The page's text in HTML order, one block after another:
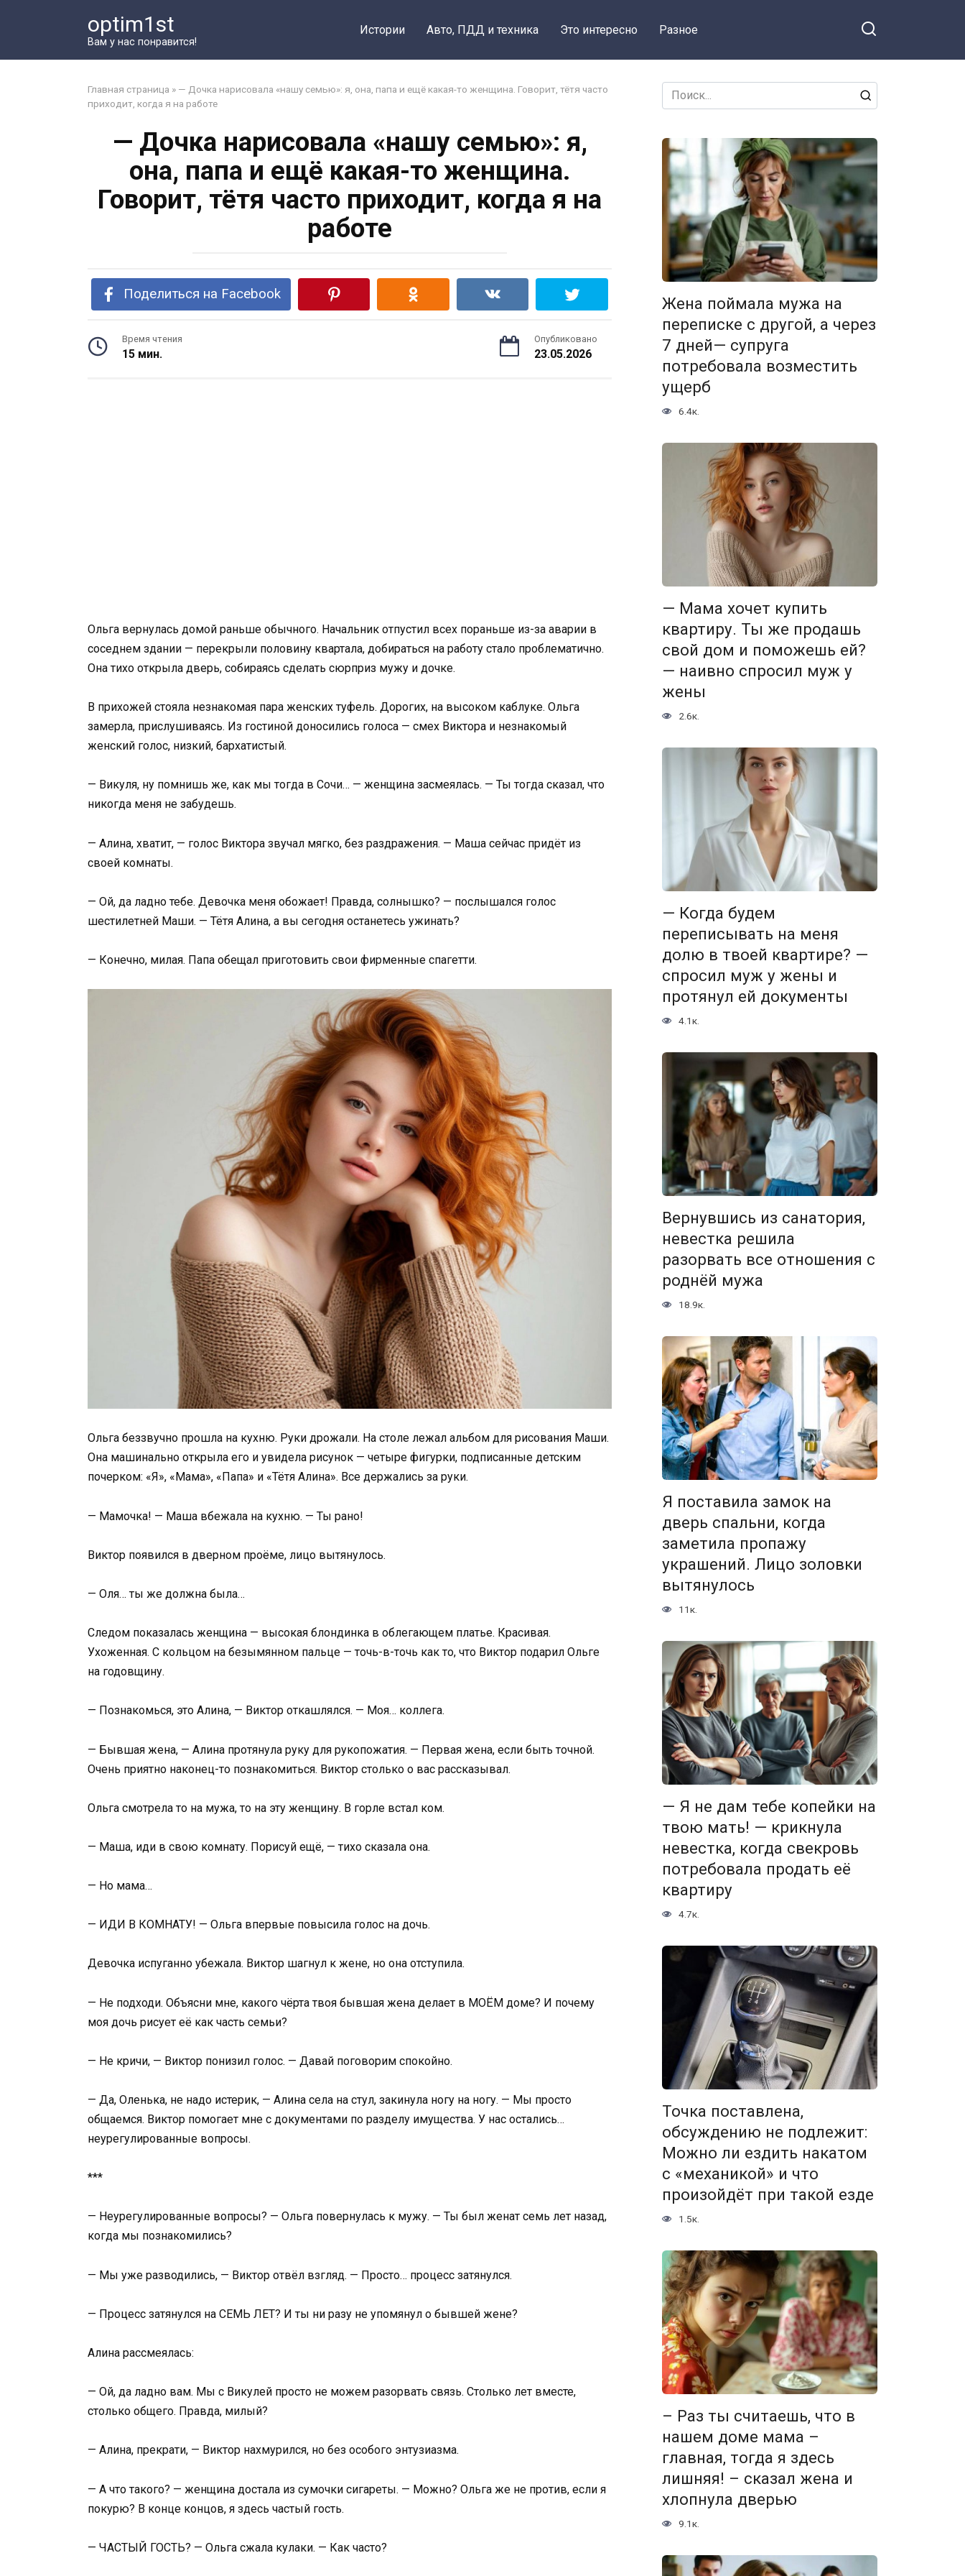
optim1st
Вам у нас понравится!
Истории Авто, ПДД и техника Это интересно Разное
Главная страница » — Дочка нарисовала «нашу семью»: я, она, папа и ещё какая-то женщина. Говорит, тётя часто
приходит, когда я на работе
— Дочка нарисовала «нашу семью»: я,
она, папа и ещё какая-то женщина.
Говорит, тётя часто приходит, когда я на
работе
Поделиться на Facebook
Время чтения
15 мин.
Опубликовано
23.05.2026
Ольга вернулась домой раньше обычного. Начальник отпустил всех пораньше из-за аварии в
соседнем здании — перекрыли половину квартала, добираться на работу стало проблематично.
Она тихо открыла дверь, собираясь сделать сюрприз мужу и дочке.
В прихожей стояла незнакомая пара женских туфель. Дорогих, на высоком каблуке. Ольга
замерла, прислушиваясь. Из гостиной доносились голоса — смех Виктора и незнакомый
женский голос, низкий, бархатистый.
— Викуля, ну помнишь же, как мы тогда в Сочи… — женщина засмеялась. — Ты тогда сказал, что
никогда меня не забудешь.
— Алина, хватит, — голос Виктора звучал мягко, без раздражения. — Маша сейчас придёт из
своей комнаты.
— Ой, да ладно тебе. Девочка меня обожает! Правда, солнышко? — послышался голос
шестилетней Маши. — Тётя Алина, а вы сегодня останетесь ужинать?
— Конечно, милая. Папа обещал приготовить свои фирменные спагетти.
Ольга беззвучно прошла на кухню. Руки дрожали. На столе лежал альбом для рисования Маши.
Она машинально открыла его и увидела рисунок — четыре фигурки, подписанные детским
почерком: «Я», «Мама», «Папа» и «Тётя Алина». Все держались за руки.
— Мамочка! — Маша вбежала на кухню. — Ты рано!
Виктор появился в дверном проёме, лицо вытянулось.
— Оля… ты же должна была…
Следом показалась женщина — высокая блондинка в облегающем платье. Красивая.
Ухоженная. С кольцом на безымянном пальце — точь-в-точь как то, что Виктор подарил Ольге
на годовщину.
— Познакомься, это Алина, — Виктор откашлялся. — Моя… коллега.
— Бывшая жена, — Алина протянула руку для рукопожатия. — Первая жена, если быть точной.
Очень приятно наконец-то познакомиться. Виктор столько о вас рассказывал.
Ольга смотрела то на мужа, то на эту женщину. В горле встал ком.
— Маша, иди в свою комнату. Порисуй ещё, — тихо сказала она.
— Но мама…
— ИДИ В КОМНАТУ! — Ольга впервые повысила голос на дочь.
Девочка испуганно убежала. Виктор шагнул к жене, но она отступила.
— Не подходи. Объясни мне, какого чёрта твоя бывшая жена делает в МОЁМ доме? И почему
моя дочь рисует её как часть семьи?
— Не кричи, — Виктор понизил голос. — Давай поговорим спокойно.
— Да, Оленька, не надо истерик, — Алина села на стул, закинула ногу на ногу. — Мы просто
общаемся. Виктор помогает мне с документами по разделу имущества. У нас остались…
неурегулированные вопросы.
***
— Неурегулированные вопросы? — Ольга повернулась к мужу. — Ты был женат семь лет назад,
когда мы познакомились?
— Мы уже разводились, — Виктор отвёл взгляд. — Просто… процесс затянулся.
— Процесс затянулся на СЕМЬ ЛЕТ? И ты ни разу не упомянул о бывшей жене?
Алина рассмеялась:
— Ой, да ладно вам. Мы с Викулей просто не можем разорвать связь. Столько лет вместе,
столько общего. Правда, милый?
— Алина, прекрати, — Виктор нахмурился, но без особого энтузиазма.
— А что такого? — женщина достала из сумочки сигареты. — Можно? Ольга же не против, если я
покурю? В конце концов, я здесь частый гость.
— ЧАСТЫЙ ГОСТЬ? — Ольга сжала кулаки. — Как часто?
Search
for:
Жена поймала мужа на
переписке с другой, а через
7 дней— супруга
потребовала возместить
ущерб
6.4к.
— Мама хочет купить
квартиру. Ты же продашь
свой дом и поможешь ей?
— наивно спросил муж у
жены
2.6к.
— Когда будем
переписывать на меня
долю в твоей квартире? —
спросил муж у жены и
протянул ей документы
4.1к.
Вернувшись из санатория,
невестка решила
разорвать все отношения с
роднёй мужа
18.9к.
Я поставила замок на
дверь спальни, когда
заметила пропажу
украшений. Лицо золовки
вытянулось
11к.
— Я не дам тебе копейки на
твою мать! — крикнула
невестка, когда свекровь
потребовала продать её
квартиру
4.7к.
Точка поставлена,
обсуждению не подлежит:
Можно ли ездить накатом
с «механикой» и что
произойдёт при такой езде
1.5к.
– Раз ты считаешь, что в
нашем доме мама –
главная, тогда я здесь
лишняя! – сказал жена и
хлопнула дверью
9.1к.